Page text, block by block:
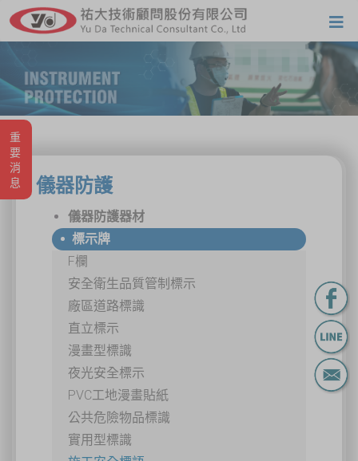
重要消息 儀器防護
儀器防護器材
標示牌
F欄
安全衛生品質管制標示
廠區道路標識
直立標示
漫畫型標識
夜光安全標示
PVC工地漫畫貼紙
公共危險物品標識
實用型標識